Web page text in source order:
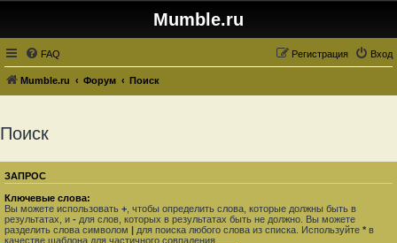
Mumble.ru
FAQ Вход
Регистрация
Mumble.ru Форум Поиск
Поиск
ЗАПРОС
Ключевые слова:
Вы можете использовать + , чтобы определить слова, которые должны быть в
результатах, и - для слов, которых в результатах быть не должно. Вы можете
разделить слова символом | для поиска любого слова из списка. Используйте * в
качестве шаблона для частичного совпадения.